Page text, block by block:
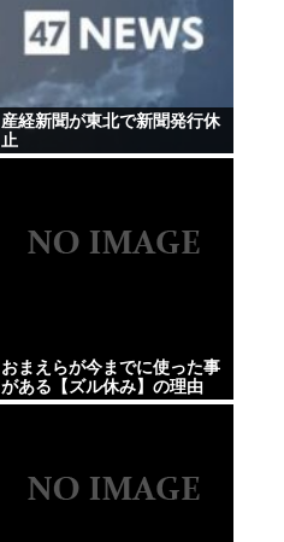
産経新聞が東北で新聞発行休
止
おまえらが今までに使った事
がある【ズル休み】の理由